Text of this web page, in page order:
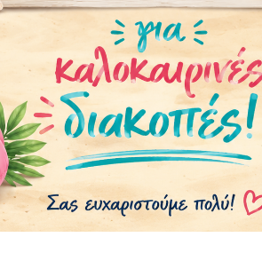
4
Μόλις το έχουμε στο κατάστημα και
αποστολή, θα λάβετε αυτόματο email
Αν οι οδηγίες αλλάζουν σημαντικά το
με το αρχικό σχέδιο, μπορεί να
custom σχεδίαση. Η χρέωση γίνεται
και έγκρισης από τον πελάτη.
Σε κάποια σχέδια μπορεί να
για την παραγωγή της εικόνας. Σε
ενδέχεται να υπάρξει μικρή αλλοίωση.
φωτογραφίας ή οδηγιών επιβεβαιώνετε